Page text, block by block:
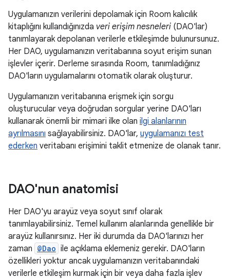
Uygulamanızın verilerini depolamak için Room kalıcılık
kitaplığını kullandığınızda veri erişim nesneleri (DAO'lar)
tanımlayarak depolanan verilerle etkileşimde bulunursunuz.
Her DAO, uygulamanızın veritabanına soyut erişim sunan
işlevler içerir. Derleme sırasında Room, tanımladığınız
DAO'ların uygulamalarını otomatik olarak oluşturur.
Uygulamanızın veritabanına erişmek için sorgu
oluşturucular veya doğrudan sorgular yerine DAO'ları
kullanarak önemli bir mimari ilke olan ilgi alanlarının
ayrılmasını sağlayabilirsiniz. DAO'lar, uygulamanızı test
ederken veritabanı erişimini taklit etmenize de olanak tanır.
DAO'nun anatomisi
Her DAO'yu arayüz veya soyut sınıf olarak
tanımlayabilirsiniz. Temel kullanım alanlarında genellikle bir
arayüz kullanırsınız. Her iki durumda da DAO'larınızı her
zaman @Dao ile açıklama eklemeniz gerekir. DAO'ların
özellikleri yoktur ancak uygulamanızın veritabanındaki
verilerle etkileşim kurmak için bir veya daha fazla işlev